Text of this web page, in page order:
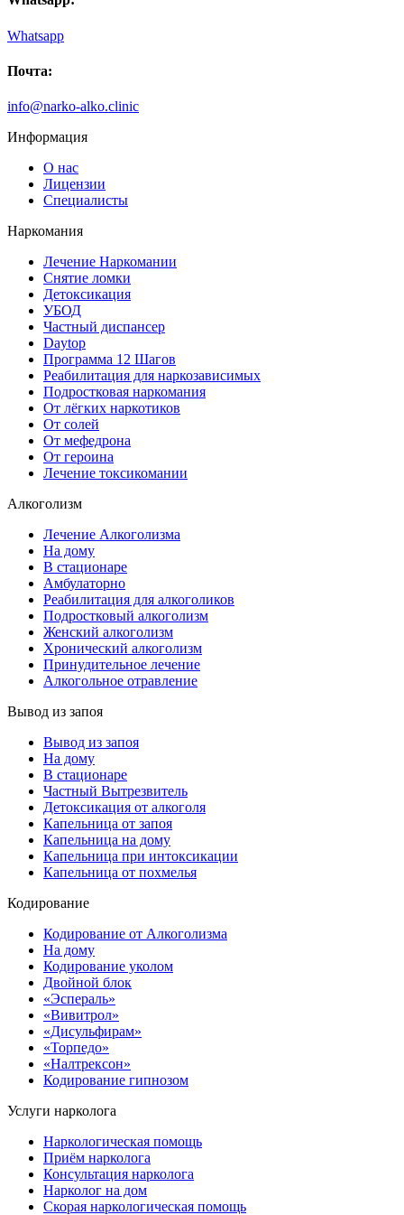
Whatsapp
Почта:
info@narko-alko.clinic
Информация
О нас
Лицензии
Специалисты
Наркомания
Лечение Наркомании
Снятие ломки
Детоксикация
УБОД
Частный диспансер
Daytop
Программа 12 Шагов
Реабилитация для наркозависимых
Подростковая наркомания
От лёгких наркотиков
От солей
От мефедрона
От героина
Лечение токсикомании
Алкоголизм
Лечение Алкоголизма
На дому
В стационаре
Амбулаторно
Реабилитация для алкоголиков
Подростковый алкоголизм
Женский алкоголизм
Хронический алкоголизм
Принудительное лечение
Алкогольное отравление
Вывод из запоя
Вывод из запоя
На дому
В стационаре
Частный Вытрезвитель
Детоксикация от алкоголя
Капельница от запоя
Капельница на дому
Капельница при интоксикации
Капельница от похмелья
Кодирование
Кодирование от Алкоголизма
На дому
Кодирование уколом
Двойной блок
«Эспераль»
«Вивитрол»
«Дисульфирам»
«Торпедо»
«Налтрексон»
Кодирование гипнозом
Услуги нарколога
Наркологическая помощь
Приём нарколога
Консультация нарколога
Нарколог на дом
Скорая наркологическая помощь